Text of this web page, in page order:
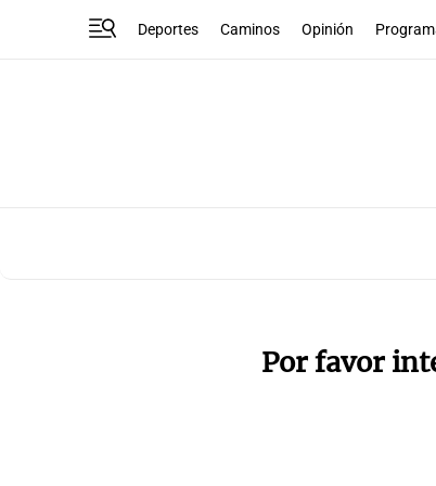
Deportes Caminos Opinión
Por favor